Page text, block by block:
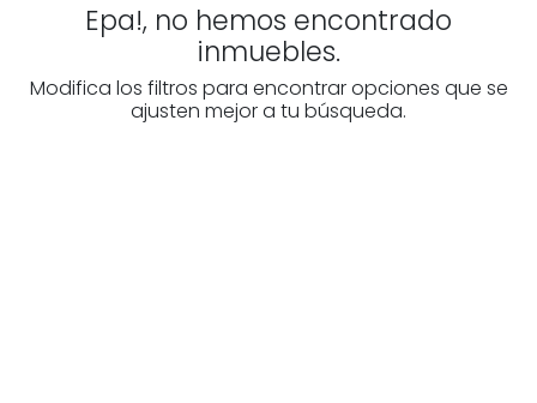
Epa!, no hemos encontrado
inmuebles.
Modifica los filtros para encontrar opciones que se
ajusten mejor a tu búsqueda.